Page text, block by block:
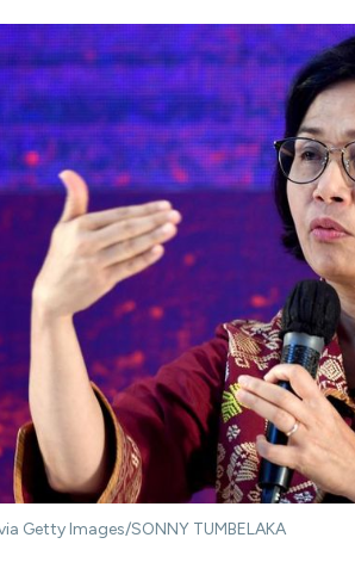
Getty Images/SONNY TUMBELAKA